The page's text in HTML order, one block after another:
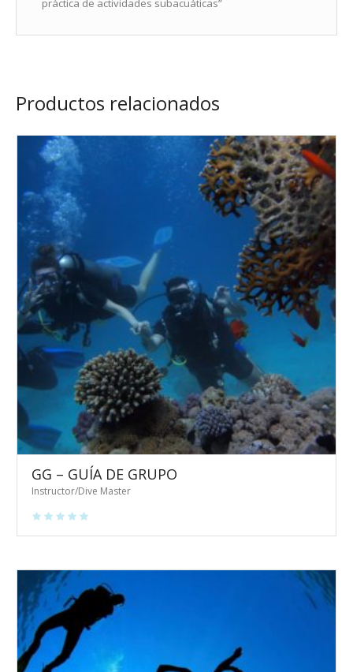
práctica de actividades subacuáticas”
Productos relacionados
GG – GUÍA DE GRUPO
Instructor/Dive Master